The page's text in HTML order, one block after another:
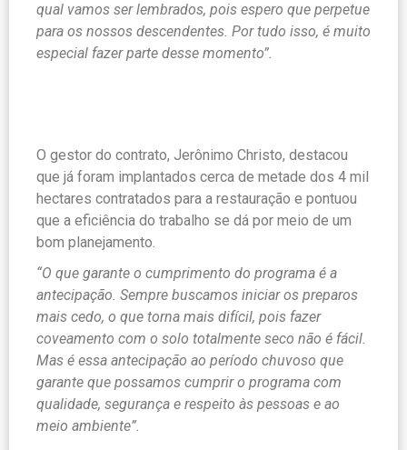
qual vamos ser lembrados, pois espero que perpetue
para os nossos descendentes. Por tudo isso, é muito
especial fazer parte desse momento”.
O gestor do contrato, Jerônimo Christo, destacou
que já foram implantados cerca de metade dos 4 mil
hectares contratados para a restauração e pontuou
que a eficiência do trabalho se dá por meio de um
bom planejamento.
“O que garante o cumprimento do programa é a
antecipação. Sempre buscamos iniciar os preparos
mais cedo, o que torna mais difícil, pois fazer
coveamento com o solo totalmente seco não é fácil.
Mas é essa antecipação ao período chuvoso que
garante que possamos cumprir o programa com
qualidade, segurança e respeito às pessoas e ao
meio ambiente”.